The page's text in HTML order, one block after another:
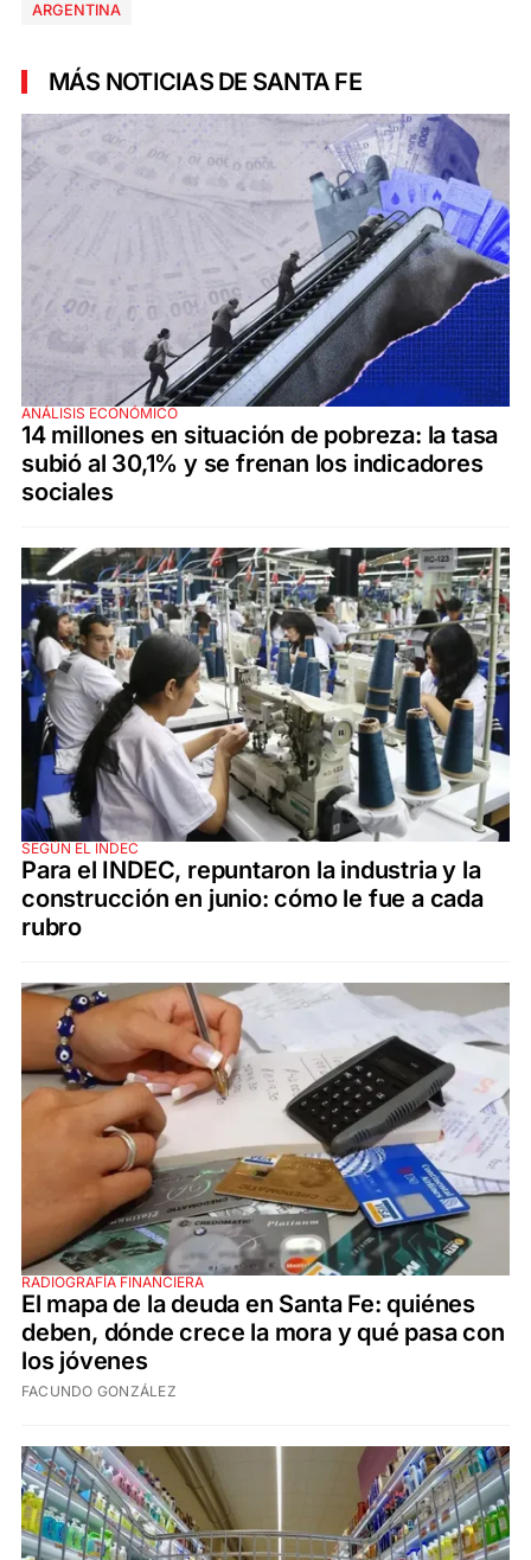
ARGENTINA
MÁS NOTICIAS DE SANTA FE
ANÁLISIS ECONÓMICO
14 millones en situación de pobreza: la tasa
subió al 30,1% y se frenan los indicadores
sociales
SEGÚN EL INDEC
Para el INDEC, repuntaron la industria y la
construcción en junio: cómo le fue a cada
rubro
RADIOGRAFÍA FINANCIERA
El mapa de la deuda en Santa Fe: quiénes
deben, dónde crece la mora y qué pasa con
los jóvenes
FACUNDO GONZÁLEZ